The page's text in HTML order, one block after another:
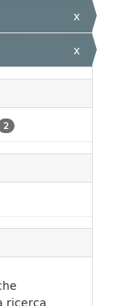
x
x
2
ricerca